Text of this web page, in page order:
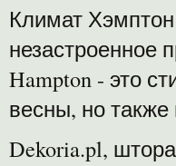
Климат
незастроенное
Hampton - это
весны, но
Dekoria.pl,